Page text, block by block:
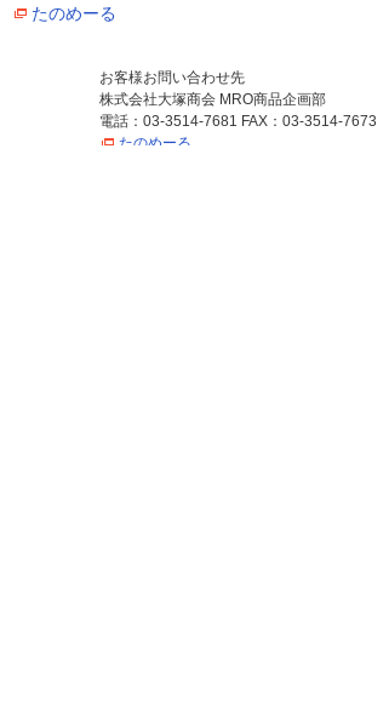
たのめーる
お客様お問い合わせ先
株式会社大塚商会 MRO商品企画部
電話：03-3514-7681 FAX：03-3514-7673
たのめーる